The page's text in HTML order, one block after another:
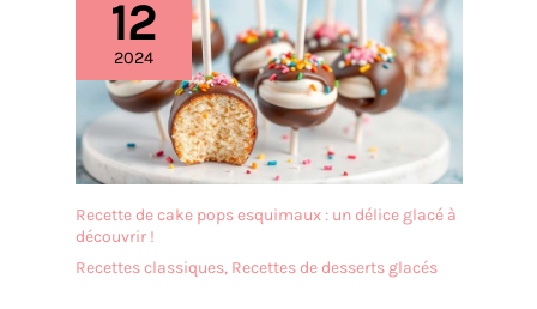
12
2024
Recette de cake pops esquimaux : un délice glacé à
découvrir !
Recettes classiques, Recettes de desserts glacés